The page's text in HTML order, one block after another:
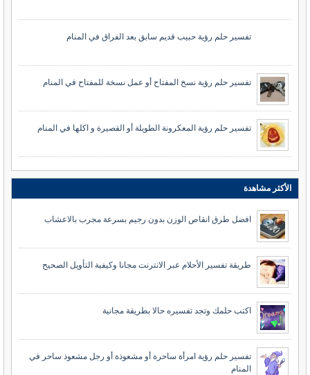
تفسير حلم رؤية حبيب قديم سابق بعد الفراق في المنام
تفسير حلم رؤية نسخ المفتاح أو عمل نسخة للمفتاح في المنام
تفسير حلم رؤية المعكرونة الطويلة أو القصيرة و اكلها في المنام
الأكثر مشاهدة
افضل طرق انقاص الوزن بدون رجيم بسرعة مجرب بالاعشاب
طريقة تفسير الأحلام عبر الانترنت مجانا وكيفية التأويل الصحيح
اكتب حلمك وتجد تفسيره حالا بطريقة مجانية
تفسير حلم رؤية امرأة ساحرة أو مشعوذة أو رجل مشعوذ ساحر في
المنام